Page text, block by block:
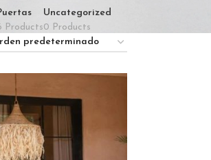
Products
Uncategorized
0 Products